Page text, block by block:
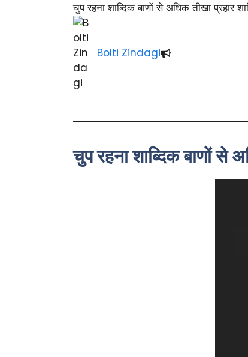
चुप रहना शाब्दिक बाणों से अधिक तीखा प्रहार
Bolti Zindagi
चुप रहना शाब्दिक बाणों से